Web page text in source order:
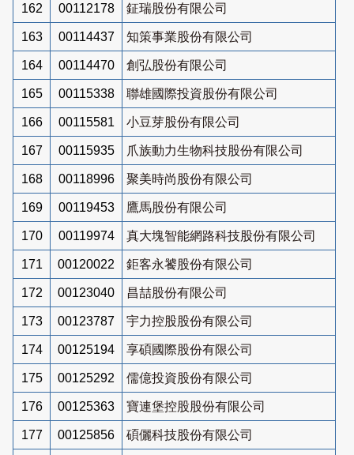
162 00112178 鉦瑞股份有限公司
163 00114437 知策事業股份有限公司
164 00114470 創弘股份有限公司
165 00115338 聯雄國際投資股份有限公司
166 00115581 小豆芽股份有限公司
167 00115935 爪族動力生物科技股份有限公司
168 00118996 聚美時尚股份有限公司
169 00119453 鷹馬股份有限公司
170 00119974 真大塊智能網路科技股份有限公司
171 00120022 鉅客永饕股份有限公司
172 00123040 昌喆股份有限公司
173 00123787 宇力控股股份有限公司
174 00125194 享碩國際股份有限公司
175 00125292 儒億投資股份有限公司
176 00125363 寶連堡控股股份有限公司
177 00125856 碩儷科技股份有限公司